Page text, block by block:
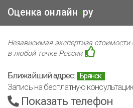
Оценка онлайн • ру
Независимая экспертиза стоимости
в любой точке России
Ближайший адрес: Брянск
Запись на бесплатную
Показать телефон